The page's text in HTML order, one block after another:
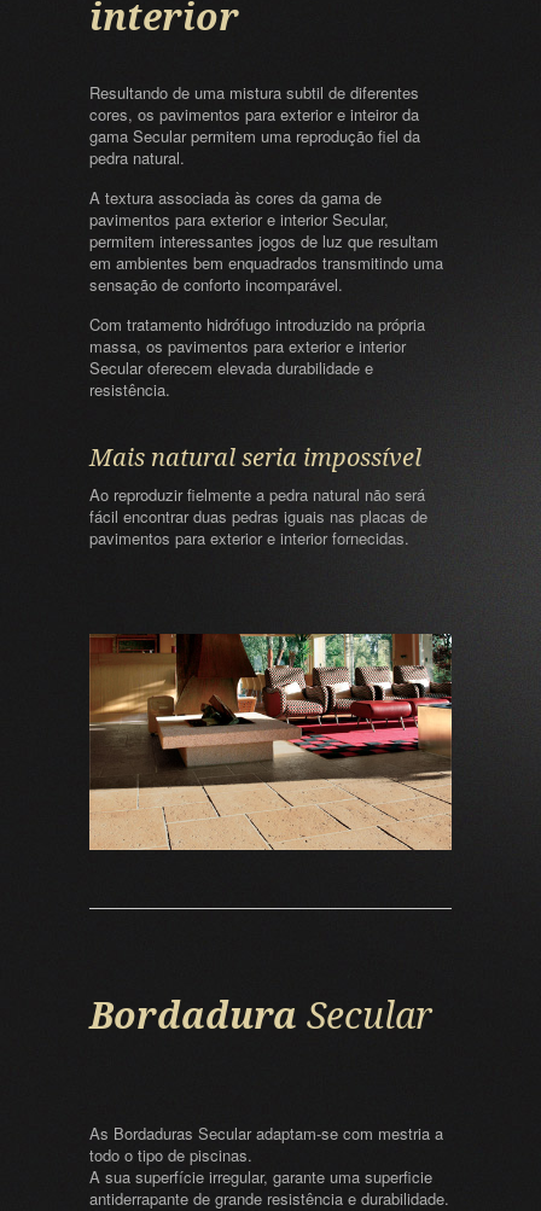
interior
Resultando de uma mistura subtil de diferentes
cores, os pavimentos para exterior e inteiror da
gama Secular permitem uma reprodução fiel da
pedra natural.
A textura associada às cores da gama de
pavimentos para exterior e interior Secular,
permitem interessantes jogos de luz que resultam
em ambientes bem enquadrados transmitindo uma
sensação de conforto incomparável.
Com tratamento hidrófugo introduzido na própria
massa, os pavimentos para exterior e interior
Secular oferecem elevada durabilidade e
resistência.
Mais natural seria impossível
Ao reproduzir fielmente a pedra natural não será
fácil encontrar duas pedras iguais nas placas de
pavimentos para exterior e interior fornecidas.
Bordadura Secular
As Bordaduras Secular adaptam-se com mestria a
todo o tipo de piscinas.
A sua superfície irregular, garante uma superficie
antiderrapante de grande resistência e durabilidade.